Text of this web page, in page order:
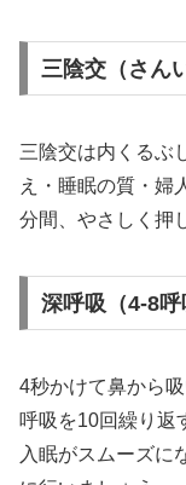
三陰交（さん
三陰交は内くるぶ
え・睡眠の質・婦
分間、やさしく押
深呼吸（4-8呼
4秒かけて鼻から
呼吸を10回繰り返
入眠がスムーズに